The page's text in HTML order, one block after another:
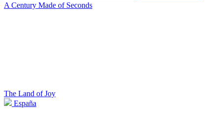
A Century Made of Seconds
The Land of Joy
España